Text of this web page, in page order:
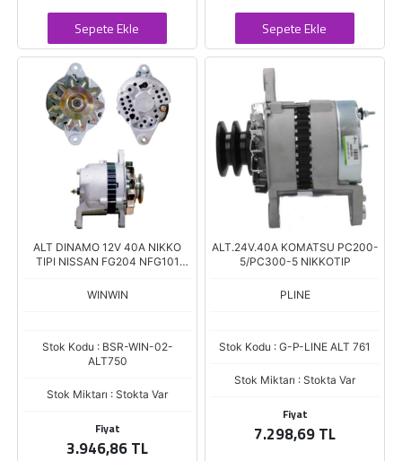
Sepete Ekle Sepete Ekle
ALT DINAMO 12V 40A NIKKO
TIPI NISSAN FG204 NFG101
WINWIN
Stok Kodu : BSR-WIN-02-
ALT750
Stok Miktarı : Stokta Var
Fiyat
3.946,86 TL
ALT.24V.40A KOMATSU PC200-
5/PC300-5 NIKKOTIP
PLINE
Stok Kodu : G-P-LINE ALT 761
Stok Miktarı : Stokta Var
Fiyat
7.298,69 TL